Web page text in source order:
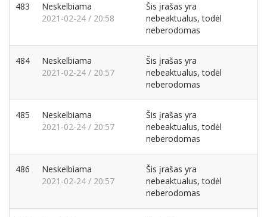
483
Neskelbiama
2021-02-24 / 20:58
Šis įrašas yra
nebeaktualus, todėl
neberodomas
484
Neskelbiama
2021-02-24 / 20:57
Šis įrašas yra
nebeaktualus, todėl
neberodomas
485
Neskelbiama
2021-02-24 / 20:57
Šis įrašas yra
nebeaktualus, todėl
neberodomas
486
Neskelbiama
2021-02-24 / 20:57
Šis įrašas yra
nebeaktualus, todėl
neberodomas